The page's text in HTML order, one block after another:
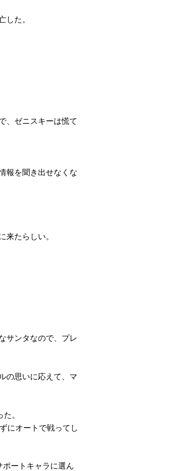
した。
、ゼニスキーは慌て
報を聞き出せなくな
来たらしい。
サンタなので、プレ
の思いに応えて、マ
。
にオートで戦ってし
ートキャラに選ん